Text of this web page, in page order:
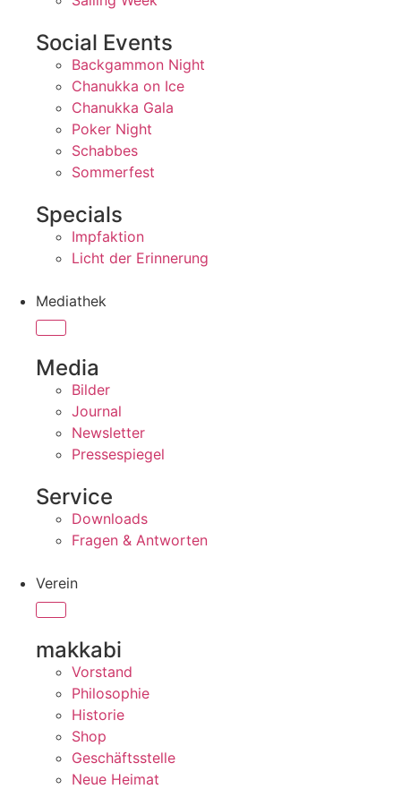
Social Events
Backgammon Night
Chanukka on Ice
Chanukka Gala
Poker Night
Schabbes
Sommerfest
Specials
Impfaktion
Licht der Erinnerung
Mediathek
Media
Bilder
Journal
Newsletter
Pressespiegel
Service
Downloads
Fragen & Antworten
Verein
makkabi
Vorstand
Philosophie
Historie
Shop
Geschäftsstelle
Neue Heimat